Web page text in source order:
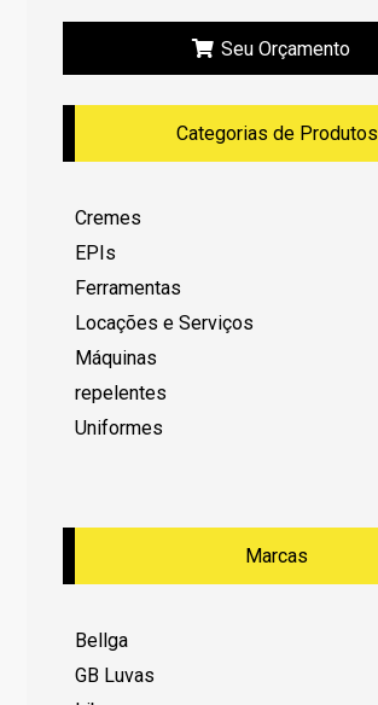
Seu Orçamento
Categorias de Produtos
Cremes
EPIs
Ferramentas
Locações e Serviços
Máquinas
repelentes
Uniformes
Marcas
Bellga
GB Luvas